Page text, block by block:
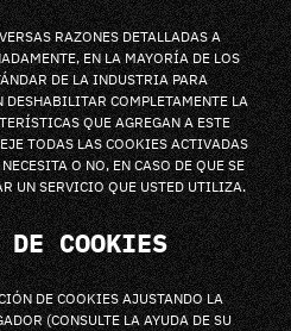
RAZONES DETALLADAS A
EN LA MAYORÍA DE LOS
DE LA INDUSTRIA PARA
COMPLETAMENTE LA
QUE AGREGAN A ESTE
TODAS LAS COOKIES ACTIVADAS
O NO, EN CASO DE QUE SE
UN SERVICIO QUE USTED UTILIZA.
DE COOKIES
DE COOKIES AJUSTANDO LA
(CONSULTE LA AYUDA DE SU